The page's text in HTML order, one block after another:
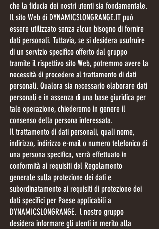
che la fiducia dei nostri utenti sia fondamentale.
Il sito Web di DYNAMICSLONGRANGE.IT può
essere utilizzato senza alcun bisogno di fornire
dati personali. Tuttavia, se si desidera usufruire
di un servizio specifico offerto dal gruppo
tramite il rispettivo sito Web, potremmo avere la
necessità di procedere al trattamento di dati
personali. Qualora sia necessario elaborare dati
personali e in assenza di una base giuridica per
tale operazione, chiederemo in genere il
consenso della persona interessata.
Il trattamento di dati personali, quali nome,
indirizzo, indirizzo e-mail o numero telefonico di
una persona specifica, verrà effettuato in
conformità ai requisiti del Regolamento
generale sulla protezione dei dati e
subordinatamente ai requisiti di protezione dei
dati specifici per Paese applicabili a
DYNAMICSLONGRANGE. Il nostro gruppo
desidera informare gli utenti in merito alla